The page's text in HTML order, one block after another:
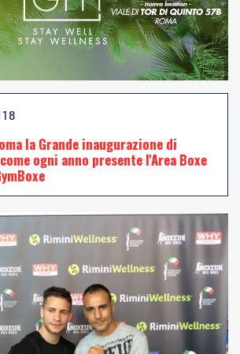
la Grande inaugurazione di
ogni anno presente l'Area Boxe